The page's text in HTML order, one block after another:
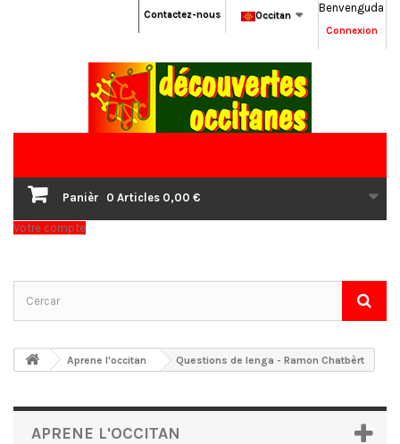
Benvenguda
Connexion
Occitan
Contactez-nous
Panièr 0 Articles 0,00 €
Votre compte
Aprene l'occitan Questions de lenga - Ramon Chatbèrt
APRENE L'OCCITAN